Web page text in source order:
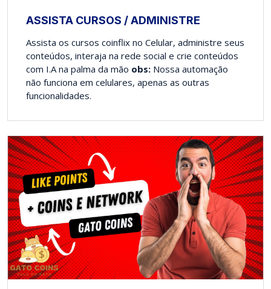
ASSISTA CURSOS / ADMINISTRE
Assista os cursos coinflix no Celular, administre seus
conteúdos, interaja na rede social e crie conteúdos
com I.A na palma da mão obs: Nossa automação
não funciona em celulares, apenas as outras
funcionalidades.